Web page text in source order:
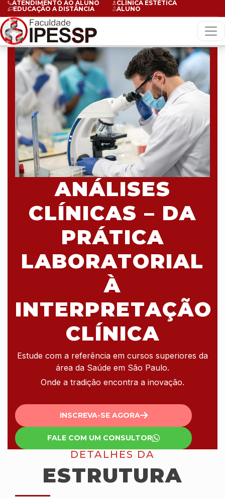
ATENDIMENTO AO ALUNO
CLÍNICA ESTÉTICA
EDUCAÇÃO A DISTÂNCIA
ALUNO
ANÁLISES
CLÍNICAS – DA
PRÁTICA
LABORATORIAL
À
INTERPRETAÇÃO
CLÍNICA
Estude com a referência em cursos superiores da
área da Saúde em São Paulo.
Onde a tradição encontra a inovação.
INSCREVA-SE AGORA
FALE COM UM CONSULTOR
DETALHES DA
ESTRUTURA